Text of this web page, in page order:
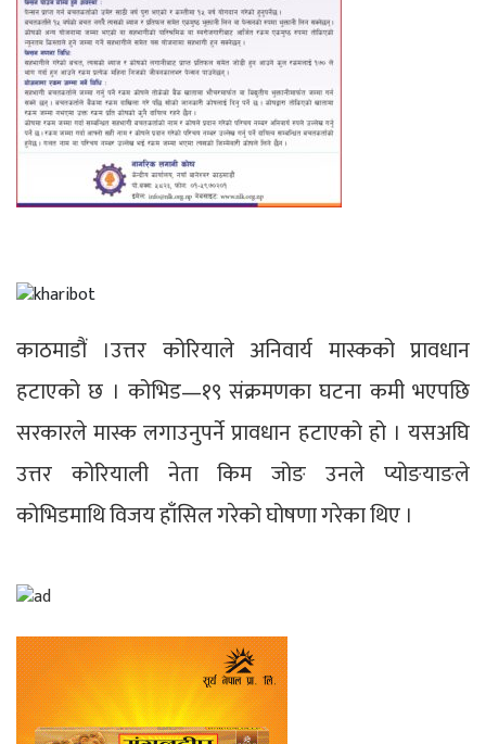
काठमाडौं ।उत्तर कोरियाले अनिवार्य मास्कको प्रावधान
हटाएको छ । कोभिड—१९ संक्रमणका घटना कमी भएपछि
सरकारले मास्क लगाउनुपर्ने प्रावधान हटाएको हो । यसअघि
उत्तर कोरियाली नेता किम जोङ उनले प्योङयाङले
कोभिडमाथि विजय हाँसिल गरेको घोषणा गरेका थिए ।